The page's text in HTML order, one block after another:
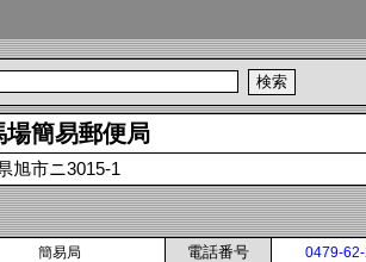
場簡易郵便局
旭市ニ3015-1
簡易局 電話番号 0479-